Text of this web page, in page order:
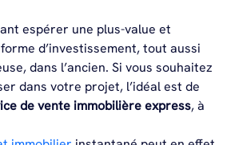
espérer une plus-value et
d’investissement, tout aussi
dans l’ancien. Si vous souhaitez
dans votre projet, l’idéal est de
de vente immobilière express, à